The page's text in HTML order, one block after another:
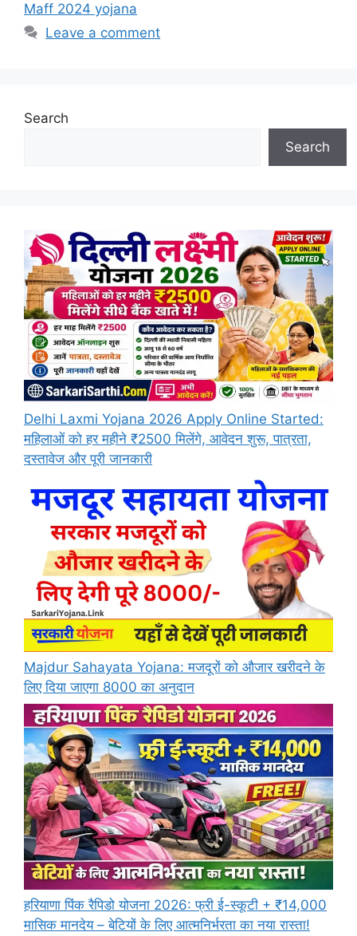
Maff 2024 yojana
Leave a comment
Search
Search
Delhi Laxmi Yojana 2026 Apply Online Started:
महिलाओं को हर महीने ₹2500 मिलेंगे, आवेदन शुरू, पात्रता,
दस्तावेज और पूरी जानकारी
Majdur Sahayata Yojana: मजदूरों को औजार खरीदने के
लिए दिया जाएगा 8000 का अनुदान
हरियाणा पिंक रैपिडो योजना 2026: फ्री ई-स्कूटी + ₹14,000
मासिक मानदेय – बेटियों के लिए आत्मनिर्भरता का नया रास्ता!